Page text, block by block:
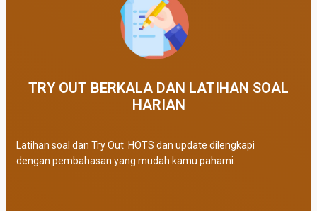
TRY OUT BERKALA DAN LATIHAN SOAL
HARIAN
Latihan soal dan Try Out HOTS dan update dilengkapi
dengan pembahasan yang mudah kamu pahami.